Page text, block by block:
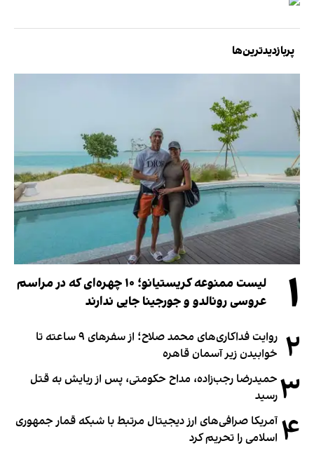
پربازدیدترین‌ها
۱
لیست ممنوعه کریستیانو؛ ۱۰ چهره‌ای که در مراسم
عروسی رونالدو و جورجینا جایی ندارند
۲
روایت فداکاری‌های محمد صلاح؛ از سفرهای ۹ ساعته تا
خوابیدن زیر آسمان قاهره
۳ حمیدرضا رجب‌زاده، مداح حکومتی، پس از ربایش به قتل
رسید
۴ آمریکا صرافی‌های ارز دیجیتال مرتبط با شبکه قمار جمهوری
اسلامی را تحریم کرد